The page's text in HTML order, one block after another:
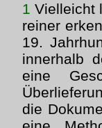
1 Vielleicht
reiner
19.
innerhalb
eine
die